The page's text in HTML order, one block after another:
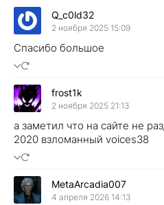
Q_c0ld32
2 ноября 2025 15:09
Спасибо большое
frost1k
2 ноября 2025 21:13
а заметил что на сайте не
2020 взломанный voices38
MetaArcadia007
4 апреля 2026 14:13